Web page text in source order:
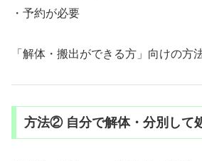
・予約が必要
「解体・搬出ができる方」向けの方
方法② 自分で解体・分別して